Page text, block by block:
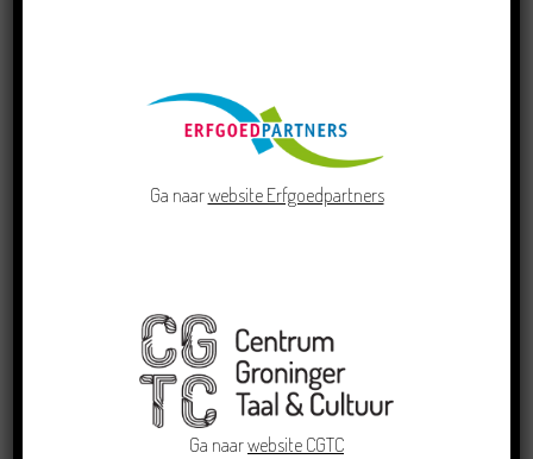
Crowdfunding voor bijzonder kinderboek met
Groningse liedjes en verhalen
Ga naarwebsite Erfgoedpartners
Ga naarwebsite CGTC